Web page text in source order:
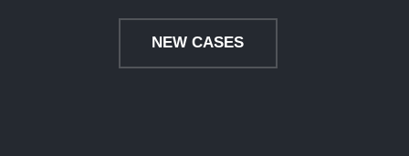
NEW CASES